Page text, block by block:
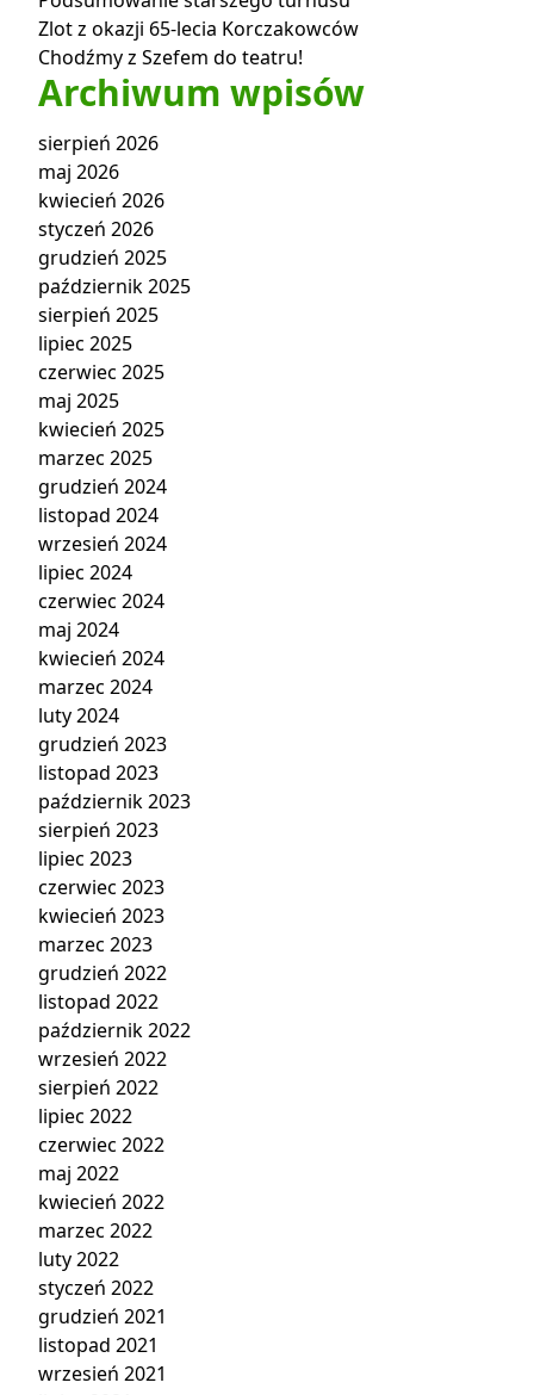
Zlot z okazji 65-lecia Korczakowców
Chodźmy z Szefem do teatru!
Archiwum wpisów
sierpień 2026
maj 2026
kwiecień 2026
styczeń 2026
grudzień 2025
październik 2025
sierpień 2025
lipiec 2025
czerwiec 2025
maj 2025
kwiecień 2025
marzec 2025
grudzień 2024
listopad 2024
wrzesień 2024
lipiec 2024
czerwiec 2024
maj 2024
kwiecień 2024
marzec 2024
luty 2024
grudzień 2023
listopad 2023
październik 2023
sierpień 2023
lipiec 2023
czerwiec 2023
kwiecień 2023
marzec 2023
grudzień 2022
listopad 2022
październik 2022
wrzesień 2022
sierpień 2022
lipiec 2022
czerwiec 2022
maj 2022
kwiecień 2022
marzec 2022
luty 2022
styczeń 2022
grudzień 2021
listopad 2021
wrzesień 2021